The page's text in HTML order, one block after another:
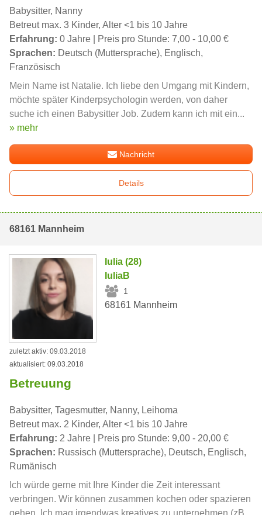
Babysitter, Nanny
Betreut max. 3 Kinder, Alter <1 bis 10 Jahre
Erfahrung: 0 Jahre | Preis pro Stunde: 7,00 - 10,00 €
Sprachen: Deutsch (Muttersprache), Englisch,
Französisch
Mein Name ist Natalie. Ich liebe den Umgang mit Kindern,
möchte später Kinderpsychologin werden, von daher
suche ich einen Babysitter Job. Zudem kann ich mit ein...
» mehr
Nachricht
Details
68161 Mannheim
Iulia (28)
IuliaB
1
68161 Mannheim
zuletzt aktiv: 09.03.2018
aktualisiert: 09.03.2018
Betreuung
Babysitter, Tagesmutter, Nanny, Leihoma
Betreut max. 2 Kinder, Alter <1 bis 10 Jahre
Erfahrung: 2 Jahre | Preis pro Stunde: 9,00 - 20,00 €
Sprachen: Russisch (Muttersprache), Deutsch, Englisch,
Rumänisch
Ich würde gerne mit Ihre Kinder die Zeit interessant
verbringen. Wir können zusammen kochen oder spazieren
gehen. Ich mag irgendwas kreatives zu unternehmen (zB.